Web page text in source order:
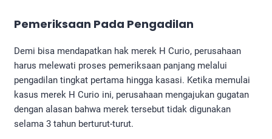
Pemeriksaan Pada Pengadilan
Demi bisa mendapatkan hak merek H Curio, perusahaan
harus melewati proses pemeriksaan panjang melalui
pengadilan tingkat pertama hingga kasasi. Ketika memulai
kasus merek H Curio ini, perusahaan mengajukan gugatan
dengan alasan bahwa merek tersebut tidak digunakan
selama 3 tahun berturut-turut.